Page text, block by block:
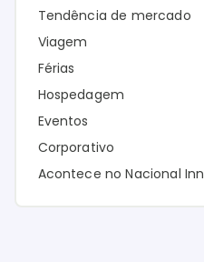
Tendência de mercado
Viagem
Férias
Hospedagem
Eventos
Corporativo
Acontece no Nacional Inn